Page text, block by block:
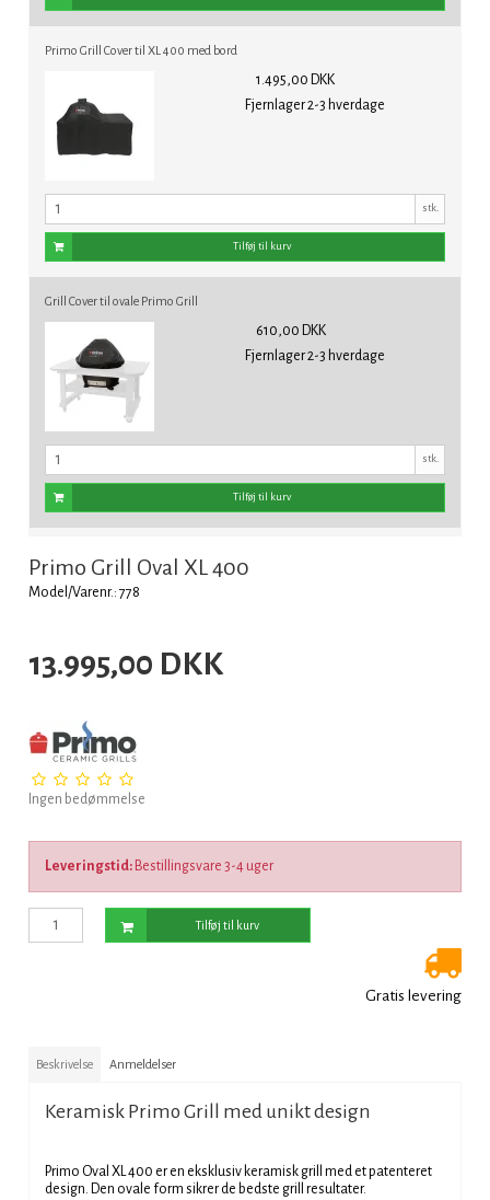
Primo Grill Cover til XL 400 med bord
1.495,00 DKK
Fjernlager 2-3 hverdage
stk.
Tilføj til kurv
Grill Cover til ovale Primo Grill
610,00 DKK
Fjernlager 2-3 hverdage
stk.
Tilføj til kurv
Primo Grill Oval XL 400
Model/Varenr.: 778
13.995,00 DKK
Ingen bedømmelse
Leveringstid: Bestillingsvare 3-4 uger
Tilføj til kurv
Gratis levering
Beskrivelse Anmeldelser
Keramisk Primo Grill med unikt design
Primo Oval XL 400 er en eksklusiv keramisk grill med et patenteret
design. Den ovale form sikrer de bedste grill resultater.